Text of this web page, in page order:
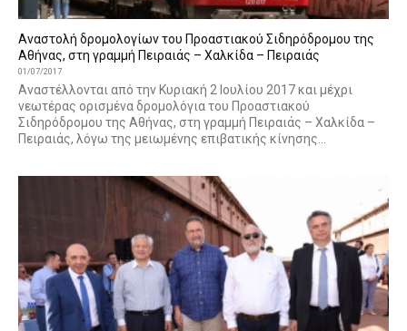
Αναστολή δρομολογίων του Προαστιακού Σιδηρόδρομου της
Αθήνας, στη γραμμή Πειραιάς – Χαλκίδα – Πειραιάς
01/07/2017
Αναστέλλονται από την Κυριακή 2 Ιουλίου 2017 και μέχρι
νεωτέρας ορισμένα δρομολόγια του Προαστιακού
Σιδηρόδρομου της Αθήνας, στη γραμμή Πειραιάς – Χαλκίδα –
Πειραιάς, λόγω της μειωμένης επιβατικής κίνησης...